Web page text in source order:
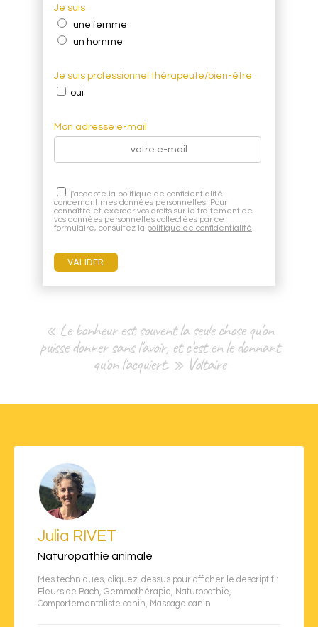
Je suis
une femme
un homme
Je suis professionnel thérapeute/bien-être
oui
Mon adresse e-mail
j'accepte la politique de confidentialité
concernant mes données personnelles. Pour
connaître et exercer vos droits sur le traitement de
vos données personnelles collectées par ce
formulaire, consultez la politique de confidentialité
« Le bonheur est souvent la seule chose qu'on
puisse donner sans l'avoir, et c'est en le donnant
qu'on l'acquiert. » Voltaire
Julia RIVET
Naturopathie animale
Mes techniques, cliquez-dessus pour afficher le descriptif :
Fleurs de Bach, Gemmothérapie, Naturopathie,
Comportementaliste canin, Massage canin